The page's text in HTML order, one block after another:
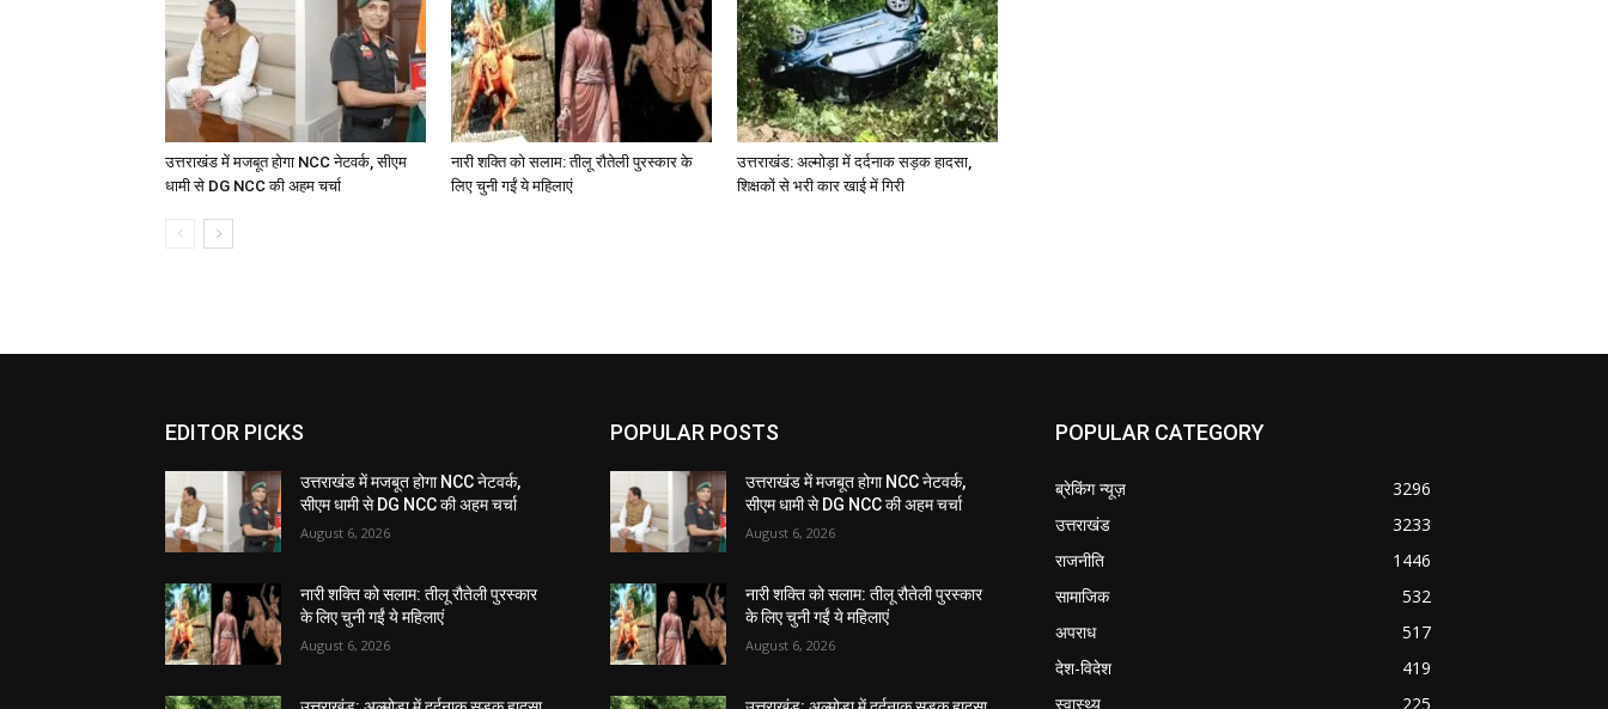
उत्तराखंड में मजबूत होगा NCC नेटवर्क, सीएम
धामी से DG NCC की अहम चर्चा
नारी शक्ति को सलाम: तीलू रौतेली पुरस्कार के
लिए चुनी गईं ये महिलाएं
उत्तराखंड: अल्मोड़ा में दर्दनाक सड़क हादसा,
शिक्षकों से भरी कार खाई में गिरी
EDITOR PICKS
उत्तराखंड में मजबूत होगा NCC नेटवर्क,
सीएम धामी से DG NCC की अहम चर्चा
August 6, 2026
नारी शक्ति को सलाम: तीलू रौतेली पुरस्कार
के लिए चुनी गईं ये महिलाएं
August 6, 2026
POPULAR POSTS
उत्तराखंड में मजबूत होगा NCC नेटवर्क,
सीएम धामी से DG NCC की अहम चर्चा
August 6, 2026
नारी शक्ति को सलाम: तीलू रौतेली पुरस्कार
के लिए चुनी गईं ये महिलाएं
August 6, 2026
POPULAR CATEGORY
ब्रेकिंग न्यूज़
3296
उत्तराखंड
3233
राजनीति
1446
सामाजिक
532
अपराध
517
देश-विदेश
419
स्वास्थ्य
225